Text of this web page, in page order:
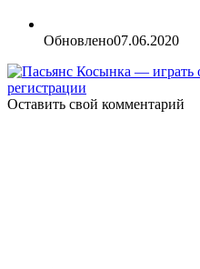
Обновлено07.06.2020
Оставить свой комментарий